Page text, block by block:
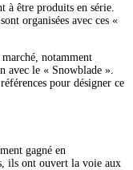
à être produits en série.
organisées avec ces «
notamment
avec le « Snowblade ».
pour désigner ce
gagné en
ils ont ouvert la voie aux